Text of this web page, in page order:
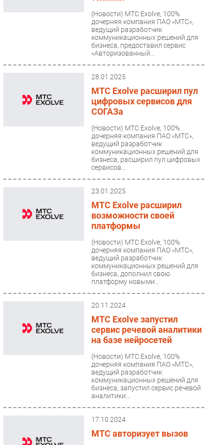
(Новости) МТС Exolve, 100%
дочерняя компания ПАО «МТС»,
ведущий разработчик
коммуникационных решений для
бизнеса, предоставил сервис
«Авторизованный...
28.01.2025
МТС Exolve расширил пул
цифровых сервисов для
СОГАЗа
(Новости) МТС Exolve, 100%
дочерняя компания ПАО «МТС»,
ведущий разработчик
коммуникационных решений для
бизнеса, расширил пул цифровых
сервисов...
23.01.2025
МТС Exolve расширил
возможности своей
платформы
(Новости) МТС Exolve, 100%
дочерняя компания ПАО «МТС»,
ведущий разработчик
коммуникационных решений для
бизнеса, дополнил свою
платформу новыми...
20.11.2024
МТС Exolve запустил
сервис речевой аналитики
на базе нейросетей
(Новости) МТС Exolve, 100%
дочерняя компания ПАО «МТС»,
ведущий разработчик
коммуникационных решений для
бизнеса, запустил сервис речевой
аналитики...
17.10.2024
МТС авторизует вызов